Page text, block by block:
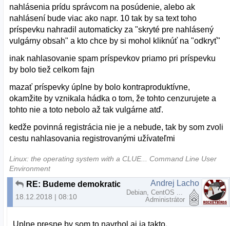
nahlásenia prídu správcom na posúdenie, alebo ak
nahlásení bude viac ako napr. 10 tak by sa text toho
príspevku nahradil automaticky za "skryté pre nahlásený
vulgárny obsah" a kto chce by si mohol kliknúť na "odkryť"
inak nahlasovanie spam príspevkov priamo pri príspevku
by bolo tiež celkom fajn
mazať príspevky úplne by bolo kontraproduktívne,
okamžite by vznikala hádka o tom, že tohto cenzurujete a
tohto nie a toto nebolo až tak vulgárne atď.
kedže povinná registrácia nie je a nebude, tak by som zvoli
cestu nahlasovania registrovanými užívateľmi
Linux: the operating system with a CLUE... Command Line User
Environment
18.12.2018 | 08:10
Andrej Lacho
Debian, CentOS ...
Administrátor
Uplne presne by som to navrhol aj ja takto.